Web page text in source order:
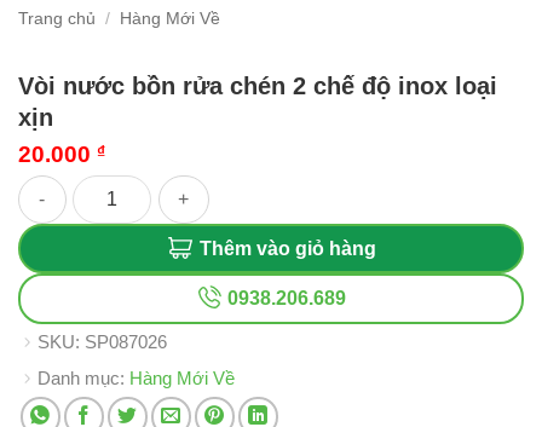
Trang chủ / Hàng Mới Về
Vòi nước bồn rửa chén 2 chế độ inox loại
xịn
20.000 ₫
Vòi nước bồn rửa chén 2 chế độ inox loại xịn số lượng
Thêm vào giỏ hàng
0938.206.689
SKU: SP087026
Danh mục: Hàng Mới Về